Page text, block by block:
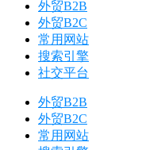
外贸B2B
外贸B2C
常用网站
搜索引擎
社交平台
外贸B2B
外贸B2C
常用网站